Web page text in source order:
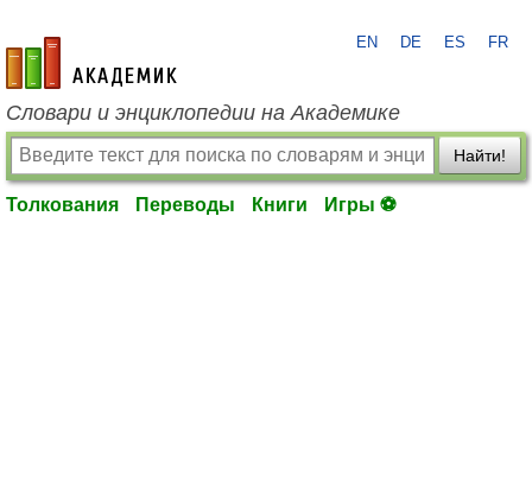
academic.ru
EN DE ES FR
Словари и энциклопедии на Академике
Найти!
Толкования Переводы Книги Игры ⚽